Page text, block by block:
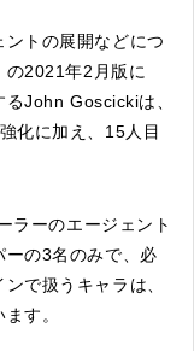
トの展開などにつ
の2021年2月版に
John Goscickiは、
化に加え、15人目
ラーのエージェント
ーの3名のみで、必
で扱うキャラは、
す。